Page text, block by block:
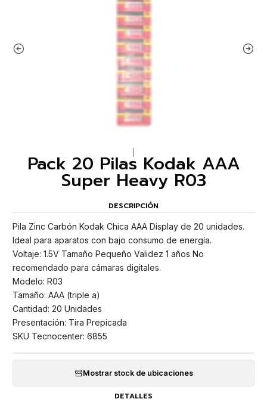
Pack 20 Pilas Kodak AAA
Super Heavy R03
DESCRIPCIÓN
Pila Zinc Carbón Kodak Chica AAA Display de 20 unidades.
Ideal para aparatos con bajo consumo de energía.
Voltaje: 1.5V Tamaño Pequeño Validez 1 años No
recomendado para cámaras digitales.
Modelo: R03
Tamaño: AAA (triple a)
Cantidad: 20 Unidades
Presentación: Tira Prepicada
SKU Tecnocenter: 6855
Mostrar stock de ubicaciones
DETALLES